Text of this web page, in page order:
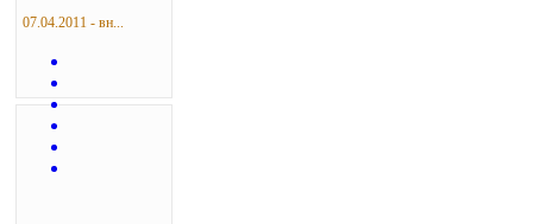
07.04.2011 - вн...